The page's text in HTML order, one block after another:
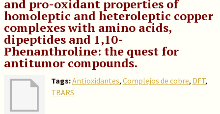
and pro-oxidant properties of
homoleptic and heteroleptic copper
complexes with amino acids,
dipeptides and 1,10-
Phenanthroline: the quest for
antitumor compounds.
Tags:Antioxidantes, Complejos de cobre, DFT,
TBARS